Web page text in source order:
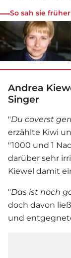
So sah sie
Andrea
Singer
"Du coverst
erzählte Kiwi
"1000 und 1
darüber sehr
Kiewel damit
"Das ist noch
doch davon
und